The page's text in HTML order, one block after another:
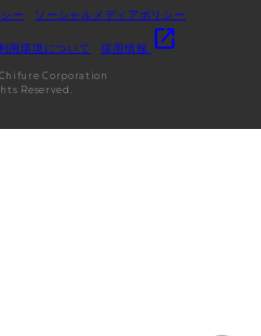
ー ソーシャルメディアポリシー
用環境について 採用情報 open_in_new
Corporation
Reserved.